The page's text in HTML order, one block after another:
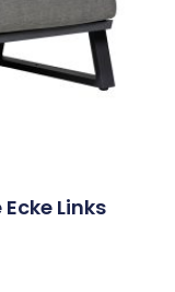
Links